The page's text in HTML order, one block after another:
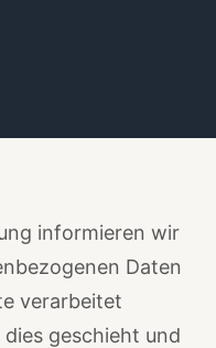
informieren wir
Daten
verarbeitet
geschieht und